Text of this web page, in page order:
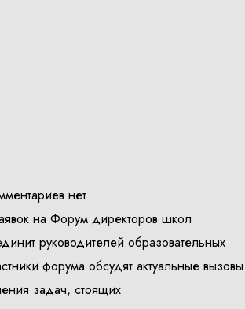
нет
на Форум директоров школ
руководителей образовательных
форума обсудят актуальные вызовы
задач, стоящих